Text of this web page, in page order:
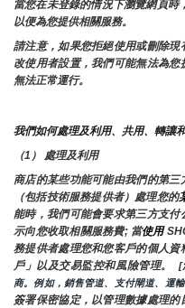
當您在未登錄的情況下瀏覽網頁時
以便為您提供相關服務。
請注意，如果您拒絕使用或刪除
改使用者設置，我們可能無法為
無法正常運行。
我們如何處理及利用、共用、轉讓
（1） 處理及利用
商店的某些功能可能由我們的第
（包括技術服務提供者）處理您的
能時，我們可能會要求第三方支
示向您收取相關服務費; 當使用
務提供者處理您和您客戶的個人
戶」以及交易監控和風險管理。
[
商。例如，銷售管道、支付閘道、運
簽署保密協定，以管理數據處理